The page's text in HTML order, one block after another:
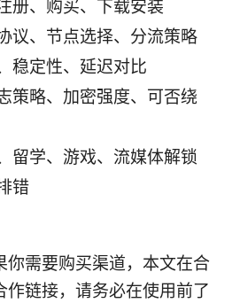
册、购买、下载安装
议、节点选择、分流策略
稳定性、延迟对比
策略、加密强度、可否绕
留学、游戏、流媒体解锁
错
你需要购买渠道，本文在合
作链接，请务必在使用前了